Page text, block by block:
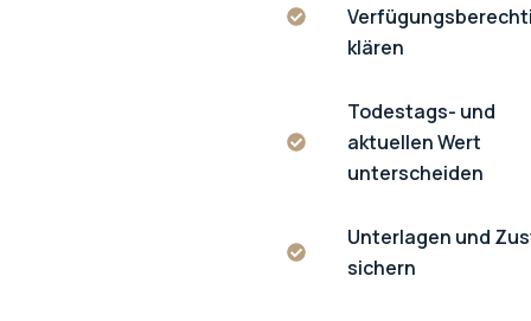
klären
Todestags- und
aktuellen Wert
unterscheiden
Unterlagen und
sichern